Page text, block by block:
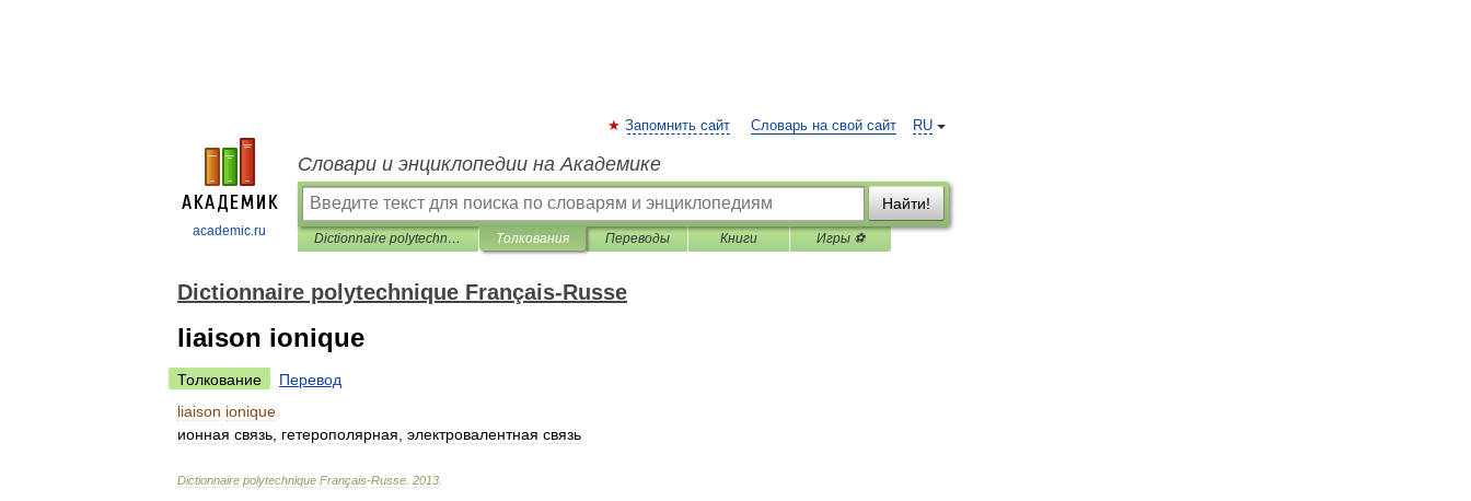
academic.ru
RU
Запомнить сайт Словарь на свой сайт
Словари и энциклопедии на Академике
Найти!
Dictionnaire polytechnique Français-Russe Толкования Переводы Книги Игры ⚽
Dictionnaire polytechnique Français-Russe
liaison ionique
Толкование
Перевод
liaison ionique
ионная связь гетерополярная электровалентная связь
Dictionnaire polytechnique Français-Russe 2013